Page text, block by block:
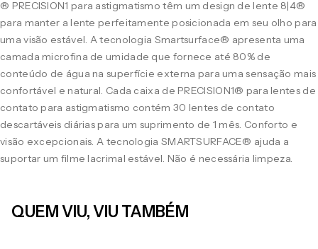
® PRECISION1 para astigmatismo têm um design de lente 8|4®
para manter a lente perfeitamente posicionada em seu olho para
uma visão estável. A tecnologia Smartsurface® apresenta uma
camada microfina de umidade que fornece até 80% de
conteúdo de água na superfície externa para uma sensação mais
confortável e natural. Cada caixa de PRECISION1® para lentes de
contato para astigmatismo contém 30 lentes de contato
descartáveis diárias para um suprimento de 1 mês. Conforto e
visão excepcionais. A tecnologia SMARTSURFACE® ajuda a
suportar um filme lacrimal estável. Não é necessária limpeza.
QUEM VIU, VIU TAMBÉM